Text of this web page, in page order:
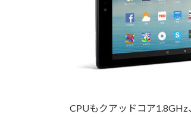
CPUもクアッドコア